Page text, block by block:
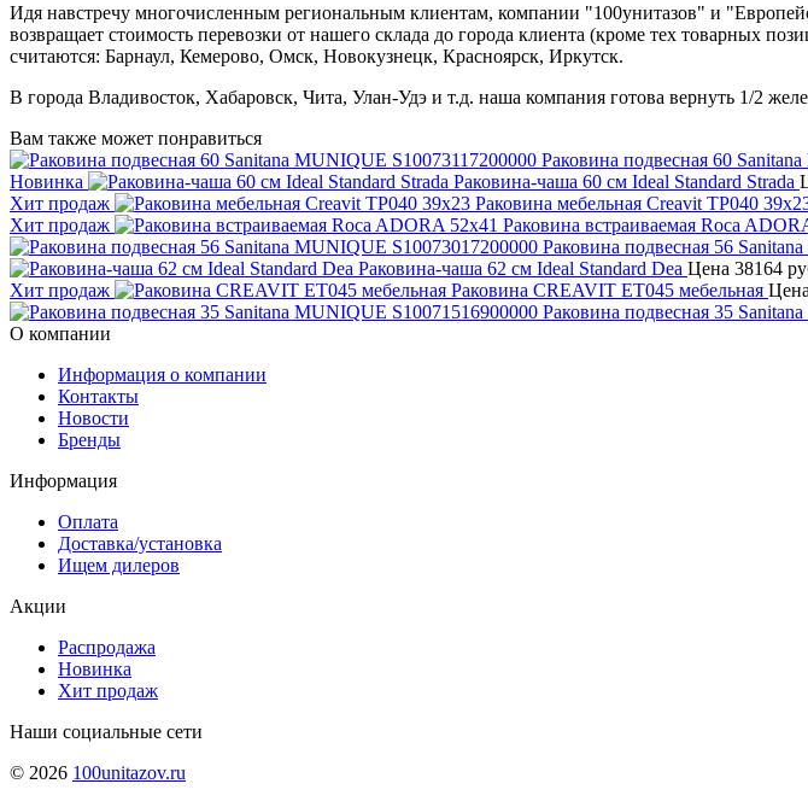
Идя навстречу многочисленным региональным клиентам, компании "100унитазов" и
возвращает стоимость перевозки от нашего склада до города клиента (кроме тех товарных
считаются: Барнаул, Кемерово, Омск, Новокузнецк, Красноярск, Иркутск.
В города Владивосток, Хабаровск, Чита, Улан-Удэ и т.д. наша компания готова вернуть 1/2
Вам также может понравиться
Раковина подвесная 60
Новинка
Раковина-чаша 60 см Ideal Standard Strada
Хит продаж
Раковина мебельная Creavit TP040
Хит продаж
Раковина встраиваемая Roca
Раковина подвесная 56
Раковина-чаша 62 см Ideal Standard Dea Цена 38164
Хит продаж
Раковина CREAVIT ET045 мебельная Цена
Раковина подвесная 35
О компании
Информация о компании
Контакты
Новости
Бренды
Информация
Оплата
Доставка/установка
Ищем дилеров
Акции
Распродажа
Новинка
Хит продаж
Наши социальные сети
© 2026 100unitazov.ru